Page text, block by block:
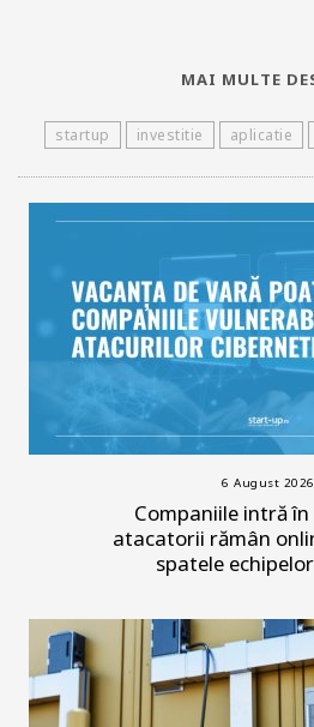
MAI MULTE
startup investitie aplicatie
6 August 2026
Companiile intră în
atacatorii rămân
spatele